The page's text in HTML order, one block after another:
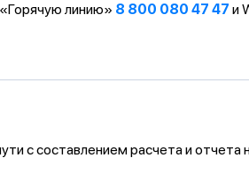
линию» 8 800 080 47 47 и
с составлением расчета и